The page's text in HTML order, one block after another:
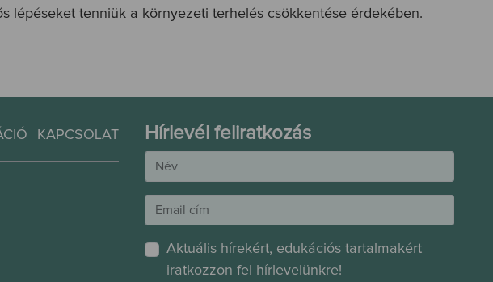
lépéseket tenniük a környezeti terhelés csökkentése érdekében.
KAPCSOLAT Hírlevél feliratkozás
Aktuális hírekért, edukációs tartalmakért
iratkozzon fel hírlevelünkre!